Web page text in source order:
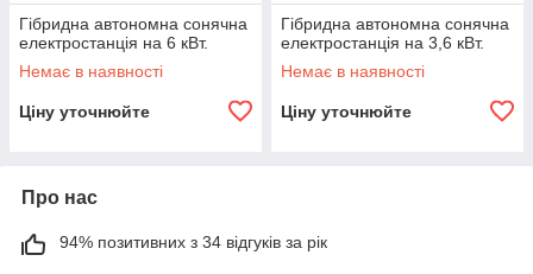
Гібридна автономна сонячна
електростанція на 6 кВт.
Немає в наявності
Ціну уточнюйте
Гібридна автономна сонячна
електростанція на 3,6 кВт.
Немає в наявності
Ціну уточнюйте
Про нас
94% позитивних з 34 відгуків за рік